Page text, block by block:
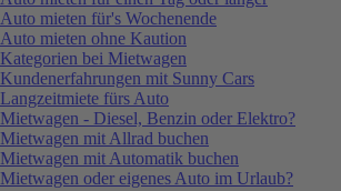
Auto mieten für's Wochenende
Auto mieten ohne Kaution
Kategorien bei Mietwagen
Kundenerfahrungen mit Sunny Cars
Langzeitmiete fürs Auto
Mietwagen - Diesel, Benzin oder Elektro?
Mietwagen mit Allrad buchen
Mietwagen mit Automatik buchen
Mietwagen oder eigenes Auto im Urlaub?